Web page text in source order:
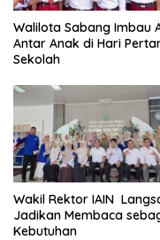
Walilota Sabang Imbau
Antar Anak di Hari
Sekolah
Wakil Rektor IAIN
Jadikan Membaca
Kebutuhan